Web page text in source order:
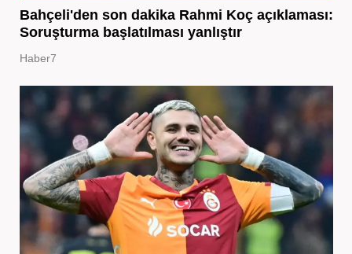
Bahçeli'den son dakika Rahmi Koç açıklaması:
Soruşturma başlatılması yanlıştır
Haber7